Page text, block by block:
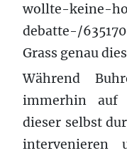
wollte-keine-
debatte-/
Grass genau
Während
immerhin auf
dieser selbst
intervenieren